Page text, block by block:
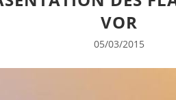
VOR
05/03/2015